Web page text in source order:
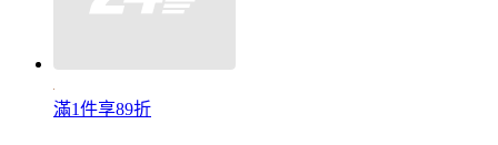
滿1件享89折